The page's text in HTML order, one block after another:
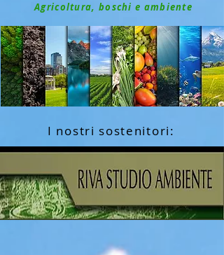
Agricoltura, boschi e ambiente
I nostri sostenitori: